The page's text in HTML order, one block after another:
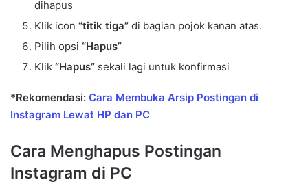
dihapus
Klik icon “titik tiga” di bagian pojok kanan atas.
Pilih opsi “Hapus”
Klik “Hapus” sekali lagi untuk konfirmasi
*Rekomendasi: Cara Membuka Arsip Postingan di
Instagram Lewat HP dan PC
Cara Menghapus Postingan
Instagram di PC